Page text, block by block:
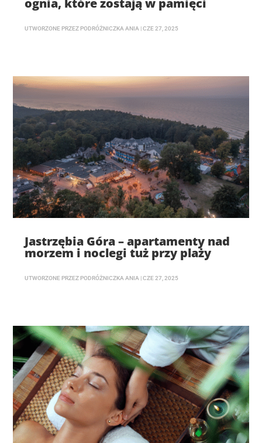
UTWORZONE PRZEZ PODRÓŻNICZKA ANIA |CZE 27, 2025
Jastrzębia Góra – apartamenty nad
morzem i noclegi tuż przy plaży
UTWORZONE PRZEZ PODRÓŻNICZKA ANIA |CZE 27, 2025